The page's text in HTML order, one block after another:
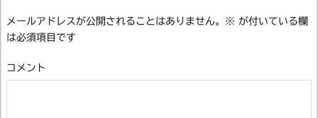
メールアドレスが公開されることはありません。 ※ が付いている欄
は必須項目です
コメント